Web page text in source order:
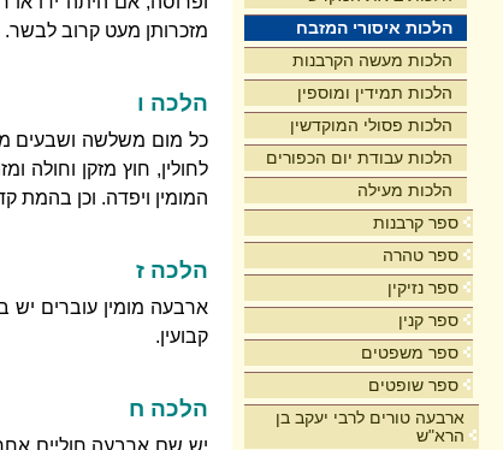
הלכות איסורי המזבח
הלכות מעשה הקרבנות
הלכות תמידין ומוספין
הלכות פסולי המוקדשין
הלכות עבודת יום הכפורים
הלכות מעילה
ספר קרבנות
ספר טהרה
ספר נזיקין
ספר קנין
ספר משפטים
ספר שופטים
ארבעה טורים לרבי יעקב בן
הרא"ש
מזכרותן מעט קרוב לבשר.
הלכה ו
כל מום משלשה ושבעים
לחולין, חוץ מזקן וחולה
המומין ויפדה. וכן בהמת
הלכה ז
ארבעה מומין עוברים יש
קבועין.
הלכה ח
יש שם ארבעה חוליים